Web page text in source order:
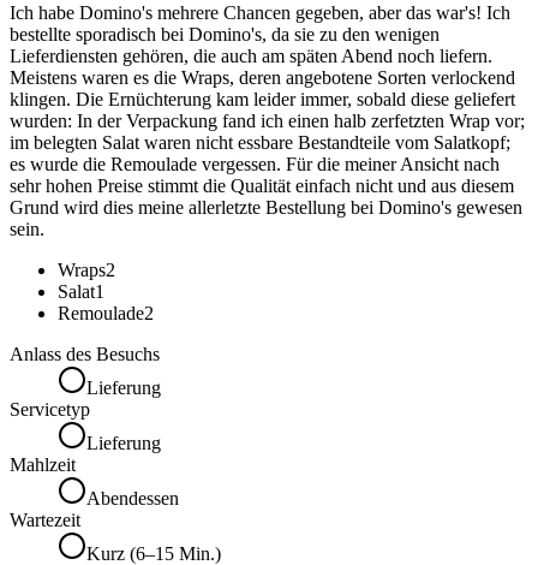
Ich habe Domino's mehrere Chancen gegeben, aber das war's! Ich
bestellte sporadisch bei Domino's, da sie zu den wenigen
Lieferdiensten gehören, die auch am späten Abend noch liefern.
Meistens waren es die Wraps, deren angebotene Sorten verlockend
klingen. Die Ernüchterung kam leider immer, sobald diese geliefert
wurden: In der Verpackung fand ich einen halb zerfetzten Wrap vor;
im belegten Salat waren nicht essbare Bestandteile vom Salatkopf;
es wurde die Remoulade vergessen. Für die meiner Ansicht nach
sehr hohen Preise stimmt die Qualität einfach nicht und aus diesem
Grund wird dies meine allerletzte Bestellung bei Domino's gewesen
sein.
Wraps2
Salat1
Remoulade2
Anlass des Besuchs
Lieferung
Servicetyp
Lieferung
Mahlzeit
Abendessen
Wartezeit
Kurz (6–15 Min.)